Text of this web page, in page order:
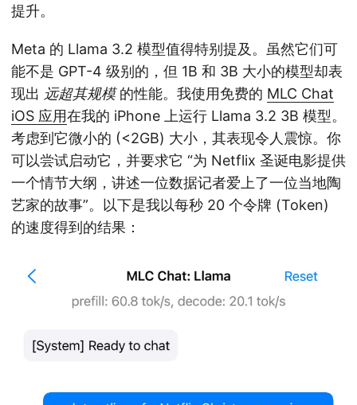
提升。
Meta 的 Llama 3.2 模型值得特别提及。虽然它们可
能不是 GPT-4 级别的，但 1B 和 3B 大小的模型却表
现出 远超其规模的性能。我使用免费的 MLC Chat
iOS 应用在我的 iPhone 上运行 Llama 3.2 3B 模型。
考虑到它微小的 (<2GB) 大小，其表现令人震惊。你
可以尝试启动它，并要求它 “为 Netflix 圣诞电影提供
一个情节大纲，讲述一位数据记者爱上了一位当地陶
艺家的故事”。以下是我以每秒 20 个令牌 (Token)
的速度得到的结果：